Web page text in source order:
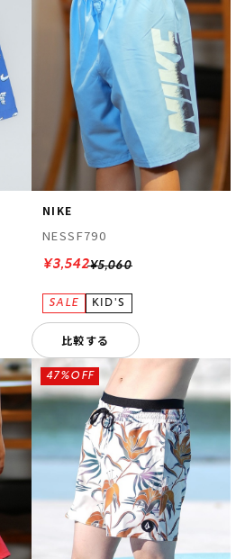
NIKE
NESSF790
¥5,060
¥3,542
比較する
47%OFF